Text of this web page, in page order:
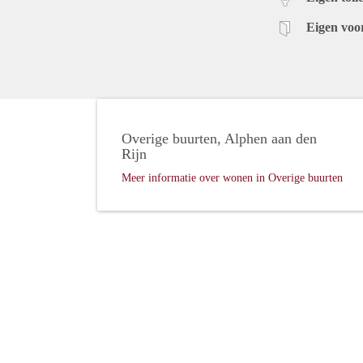
Eigen
Overige buurten, Alphen aan den
Rijn
Meer informatie over wonen in Overige buurten